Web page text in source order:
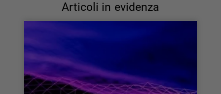
Articoli in evidenza